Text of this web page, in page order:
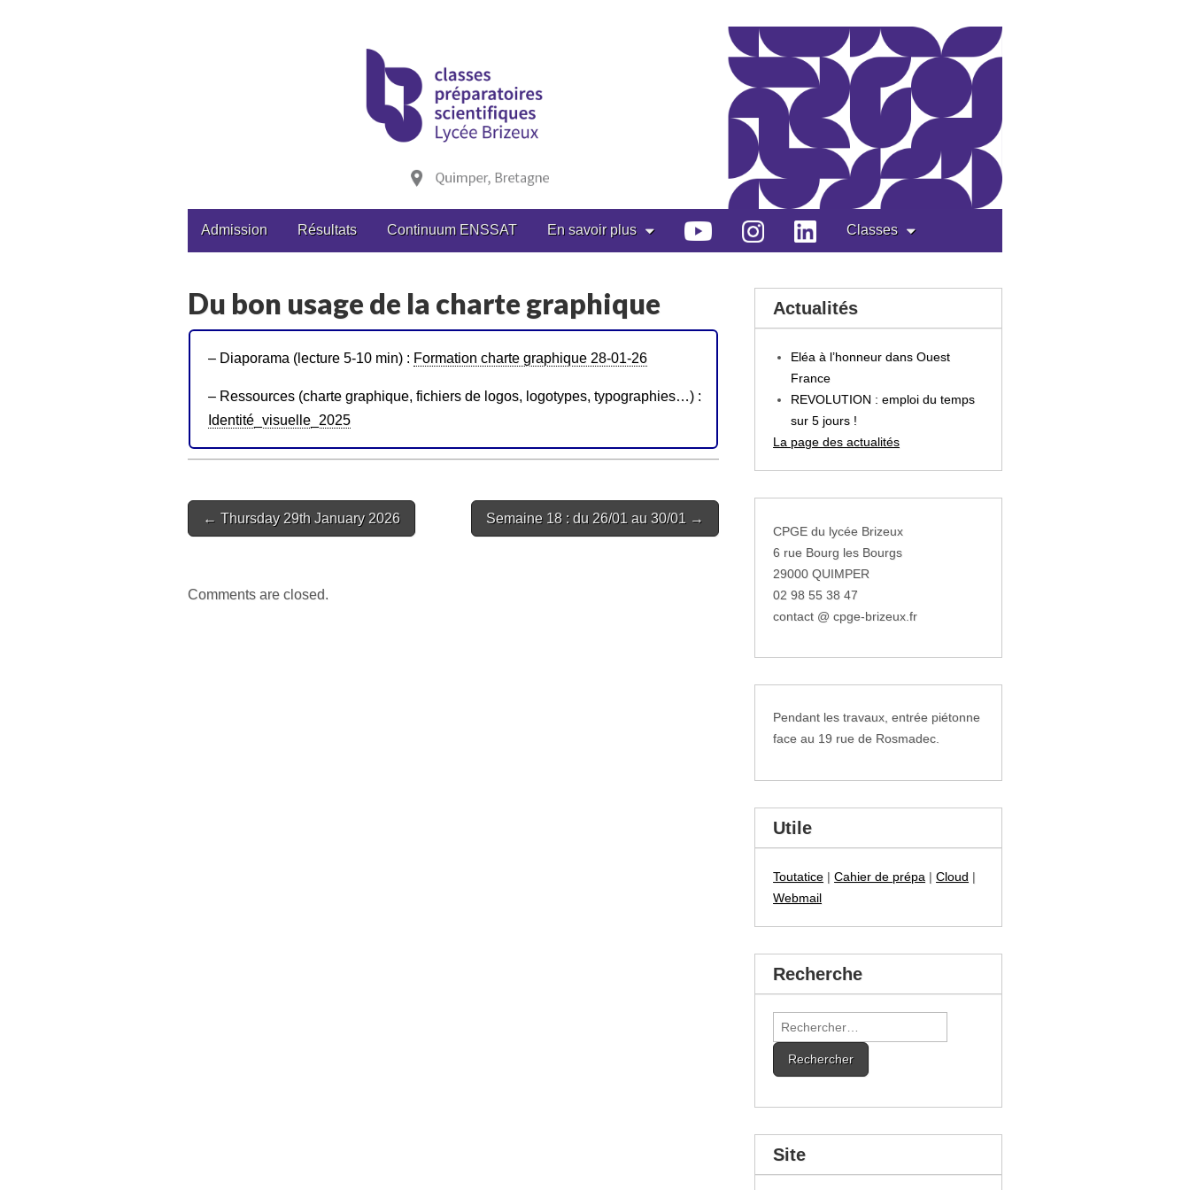
Main
menu
Admission Résultats Continuum ENSSAT En savoir plus Classes
Du bon usage de la charte graphique
– Diaporama (lecture 5-10 min) : Formation charte graphique 28-01-26
– Ressources (charte graphique, fichiers de logos, logotypes, typographies…) :
Identité_visuelle_2025
Post
navigation
← Thursday 29th January 2026 Semaine 18 : du 26/01 au 30/01 →
Comments are closed.
Actualités
Eléa à l’honneur dans Ouest
France
REVOLUTION : emploi du temps
sur 5 jours !
La page des actualités
CPGE du lycée Brizeux
6 rue Bourg les Bourgs
29000 QUIMPER
02 98 55 38 47
contact @ cpge-brizeux.fr
Pendant les travaux, entrée piétonne
face au 19 rue de Rosmadec.
Utile
Toutatice |Cahier de prépa |Cloud |
Webmail
Recherche
Rechercher :
Site